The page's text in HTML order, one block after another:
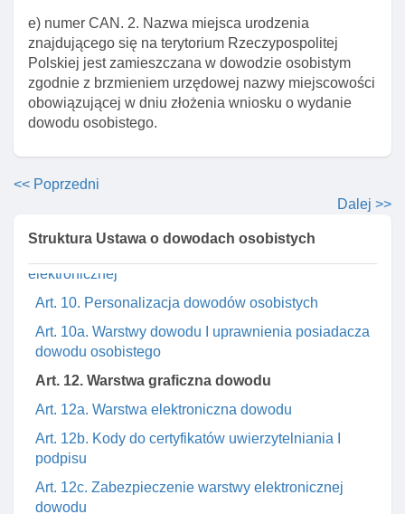
e) numer CAN. 2. Nazwa miejsca urodzenia
znajdującego się na terytorium Rzeczypospolitej
Polskiej jest zamieszczana w dowodzie osobistym
zgodnie z brzmieniem urzędowej nazwy miejscowości
obowiązującej w dniu złożenia wniosku o wydanie
dowodu osobistego.
<< Poprzedni
Dalej >>
Struktura Ustawa o dowodach osobistych
Art. 8. Wydawanie, wymiana I unieważnianie
dowodów jako zadanie gmin
Art. 9. Kompetencje nadzorcze wojewodów
Art. 9a. Wykonywanie zadań punktu kontaktowego
zabezpieczeń dowodów osobistych I dokumentów
Rozdział 2. Zakres danych zawartych w dowodzie
elektronicznej
Art. 10. Personalizacja dowodów osobistych
Art. 10a. Warstwy dowodu I uprawnienia posiadacza
dowodu osobistego
Art. 12. Warstwa graficzna dowodu
Art. 12a. Warstwa elektroniczna dowodu
Art. 12b. Kody do certyfikatów uwierzytelniania I
podpisu
Art. 12c. Zabezpieczenie warstwy elektronicznej
dowodu